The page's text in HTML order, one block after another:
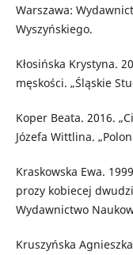
Warszawa:
Wyszyńskiego.
Kłosińska Krystyna.
męskości. „Śląskie
Koper Beata. 2016.
Józefa Wittlina.
Kraskowska Ewa.
prozy kobiecej
Wydawnictwo
Kruszyńska